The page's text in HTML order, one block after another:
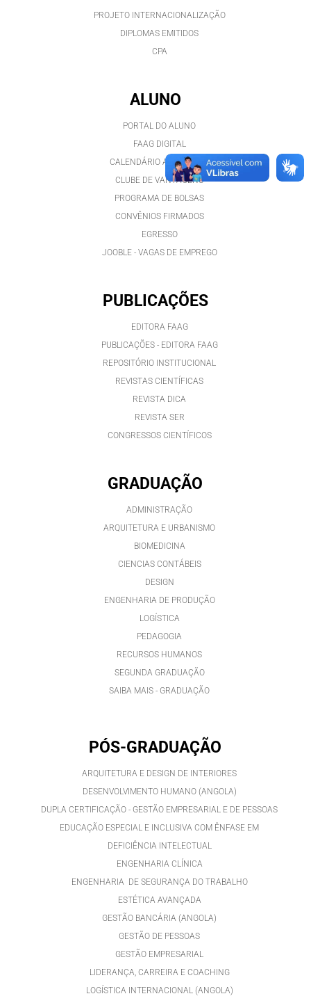
PROJETO INTERNACIONALIZAÇÃO
DIPLOMAS EMITIDOS
CPA
ALUNO
PORTAL DO ALUNO
FAAG DIGITAL
CALENDÁRIO ACADÊMICO
CLUBE DE VANTAGENS
PROGRAMA DE BOLSAS
CONVÊNIOS FIRMADOS
EGRESSO
JOOBLE - VAGAS DE EMPREGO
PUBLICAÇÕES
EDITORA FAAG
PUBLICAÇÕES - EDITORA FAAG
REPOSITÓRIO INSTITUCIONAL
REVISTAS CIENTÍFICAS
REVISTA DICA
REVISTA SER
CONGRESSOS CIENTÍFICOS
GRADUAÇÃO
ADMINISTRAÇÃO
ARQUITETURA E URBANISMO
BIOMEDICINA
CIENCIAS CONTÁBEIS
DESIGN
ENGENHARIA DE PRODUÇÃO
LOGÍSTICA
PEDAGOGIA
RECURSOS HUMANOS
SEGUNDA GRADUAÇÃO
SAIBA MAIS - GRADUAÇÃO
PÓS-GRADUAÇÃO
ARQUITETURA E DESIGN DE INTERIORES
DESENVOLVIMENTO HUMANO (ANGOLA)
DUPLA CERTIFICAÇÃO - GESTÃO EMPRESARIAL E DE PESSOAS
EDUCAÇÃO ESPECIAL E INCLUSIVA COM ÊNFASE EM
DEFICIÊNCIA INTELECTUAL
ENGENHARIA CLÍNICA
ENGENHARIA DE SEGURANÇA DO TRABALHO
ESTÉTICA AVANÇADA
GESTÃO BANCÁRIA (ANGOLA)
GESTÃO DE PESSOAS
GESTÃO EMPRESARIAL
LIDERANÇA, CARREIRA E COACHING
LOGÍSTICA INTERNACIONAL (ANGOLA)